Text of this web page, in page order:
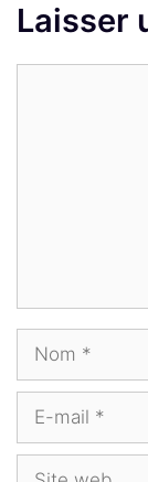
Laisser
Nom
mail
Site